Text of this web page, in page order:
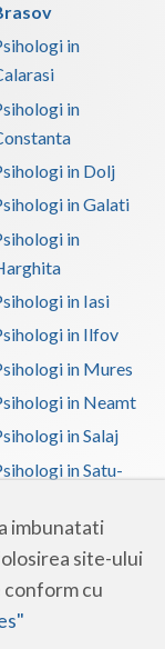
imbunatati
site-ului
cu
in
in
in Dolj
in Galati
in
in Iasi
in Ilfov
in Mures
in Neamt
in Salaj
in Satu-
in
in Valcea